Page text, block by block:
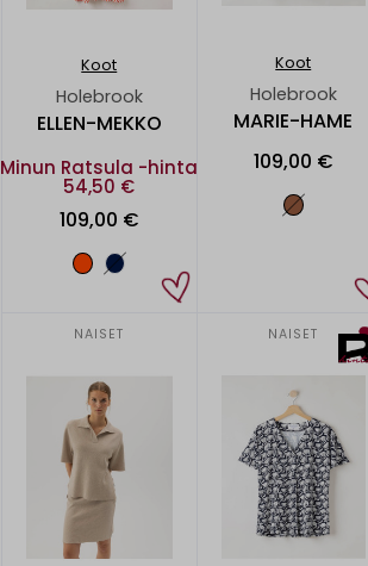
Koot
Holebrook
ELLEN-MEKKO
Minun Ratsula -hinta
54,50 €
109,00 €
Koot
Holebrook
MARIE-HAME
109,00 €
NAISET NAISET